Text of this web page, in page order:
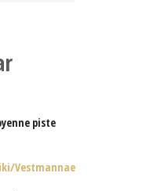
piste
Vestmannae